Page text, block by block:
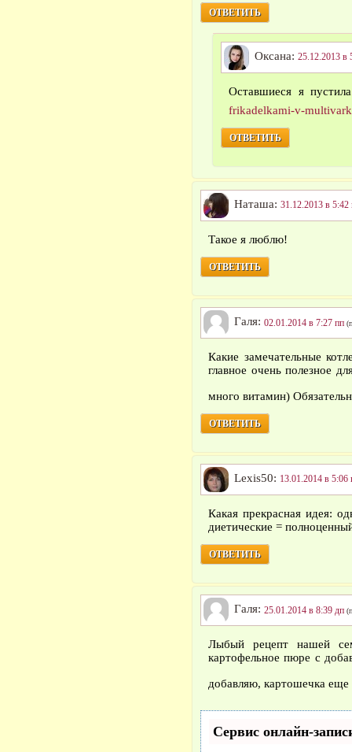
ОТВЕТИТЬ
Оксана: 25.12.2013 в
Оставшиеся я
frikadelkami-v-
ОТВЕТИТЬ
Наташа: 31.12.2013 в 5:42
Такое я люблю!
ОТВЕТИТЬ
Галя: 02.01.2014 в 7:27 пп
Какие замечательные
главное очень полезное
много витамин)
ОТВЕТИТЬ
Lexis50: 13.01.2014 в 5:06
Какая прекрасная идея:
диетические =
ОТВЕТИТЬ
Галя: 25.01.2014 в 8:39 дп
Лыбый рецепт нашей
картофельное пюре с
добавляю, картошечка
Сервис онлайн-